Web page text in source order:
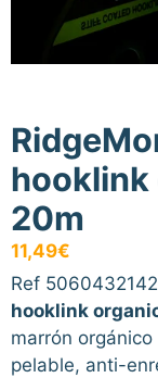
hooklink
20m
11,49€
Ref
hooklink
marrón
pelable, anti-